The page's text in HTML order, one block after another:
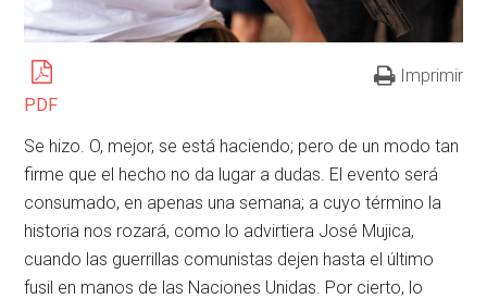
PDF
Imprimir
Se hizo. O, mejor, se está haciendo; pero de un modo tan
firme que el hecho no da lugar a dudas. El evento será
consumado, en apenas una semana; a cuyo término la
historia nos rozará, como lo advirtiera José Mujica,
cuando las guerrillas comunistas dejen hasta el último
fusil en manos de las Naciones Unidas. Por cierto, lo